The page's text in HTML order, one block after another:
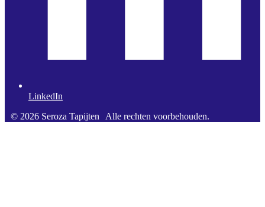
LinkedIn
© 2026 Seroza Tapijten
Alle rechten voorbehouden.